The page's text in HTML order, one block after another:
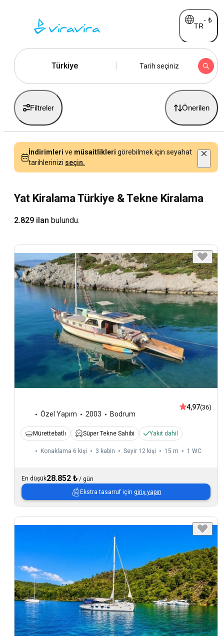
TR
- ₺
Türkiye Tarih seçiniz
Filtreler Önerilen
İndirimleri ve müsaitlikleri görebilmek için seyahat
tarihlerinizi seçin.
Yat Kiralama Türkiye & Tekne Kiralama
2.829 ilan bulundu.
Özel Yapım 2003 Bodrum
4,97(36)
Mürettebatlı Süper Tekne Sahibi Yakıt dahil
Konaklama 6 kişi 3 kabin Seyir 12 kişi 15 m 1 WC
En düşük28.852 ₺ / gün
Ekstra tasarruf için giriş yapın